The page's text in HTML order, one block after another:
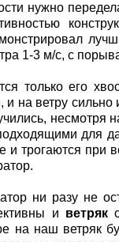
нужно
1-3 м/с, с
только его
на ветру сильно
несмотря
для
и трогаются при
ни разу не
и ветряк
на наш ветряк